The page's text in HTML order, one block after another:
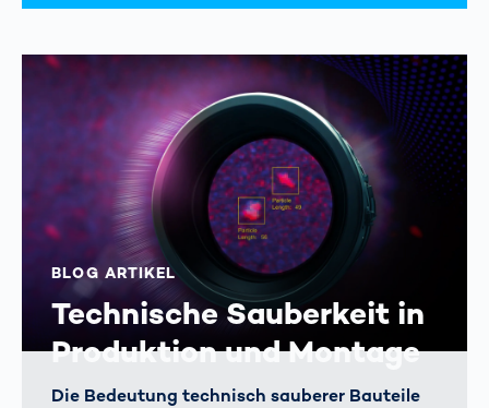
BLOG ARTIKEL
Technische Sauberkeit in
Produktion und Montage
Die Bedeutung technisch sauberer Bauteile